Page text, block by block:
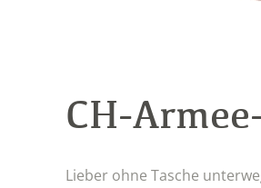
CH-
Lieber ohne Tasche